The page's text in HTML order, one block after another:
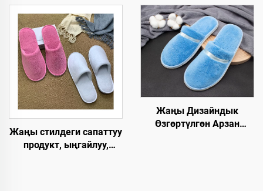
чөпкө айлануучу ички
мейманханалык панчык,
мейманхананын
бөлмөлөрү үчүн
мейманхана үчүн,
экологияга жардамдуу,
авиакомпаниялар үчүн
мейман панчыгы
Жаңы стилдеги сапаттуу
продукт, ыңгайлуу,
Жаңы Дизайндык
Өзгөртүлгөн Арзан